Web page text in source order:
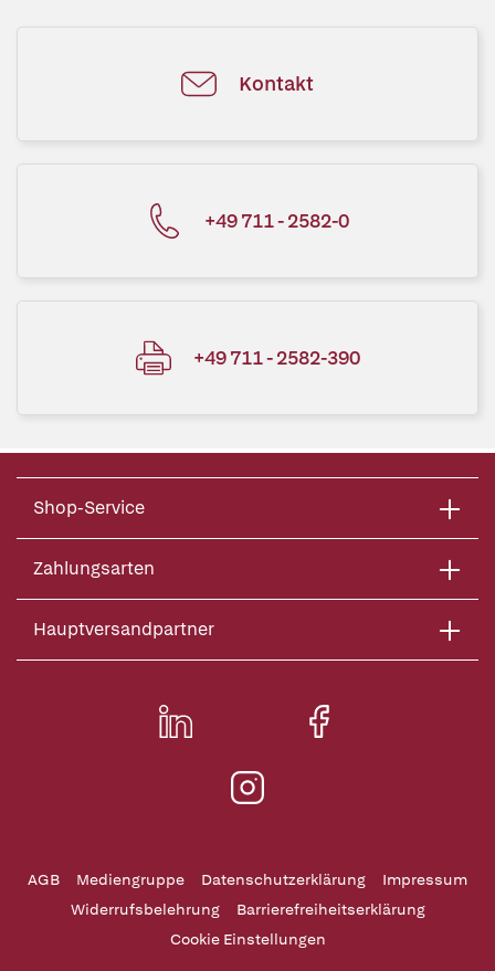
Kontakt
+49 711 - 2582-0
+49 711 - 2582-390
Shop-Service
Zahlungsarten
Hauptversandpartner
AGB Mediengruppe Datenschutzerklärung
Impressum
Widerrufsbelehrung
Barrierefreiheitserklärung
Cookie Einstellungen